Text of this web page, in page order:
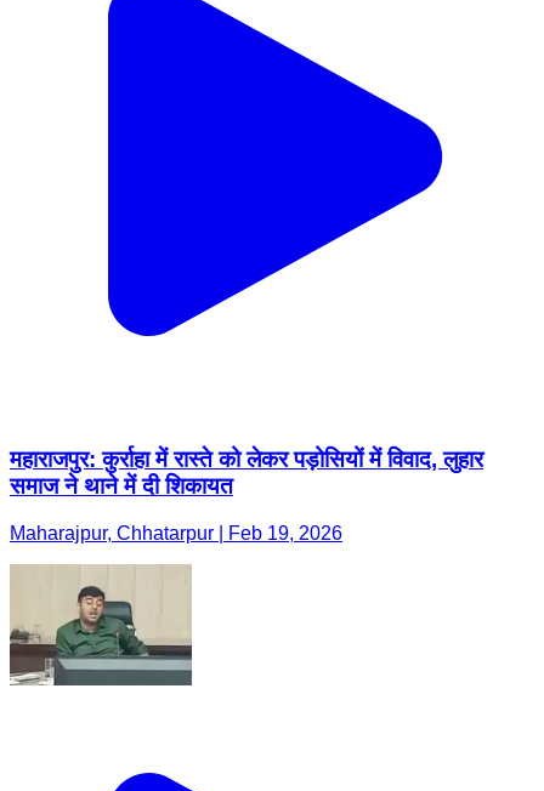
महाराजपुर: कुर्राहा में रास्ते को लेकर पड़ोसियों में विवाद, लुहार
समाज ने थाने में दी शिकायत
Maharajpur, Chhatarpur | Feb 19, 2026